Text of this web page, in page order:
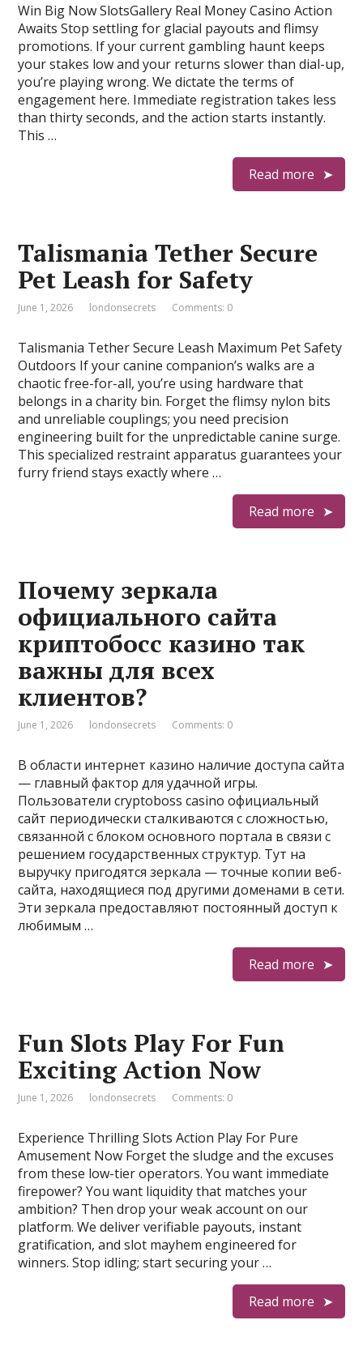
Win Big Now SlotsGallery Real Money Casino Action
Awaits Stop settling for glacial payouts and flimsy
promotions. If your current gambling haunt keeps
your stakes low and your returns slower than dial-up,
you’re playing wrong. We dictate the terms of
engagement here. Immediate registration takes less
than thirty seconds, and the action starts instantly.
This …
Read more
Talismania Tether Secure
Pet Leash for Safety
June 1, 2026 londonsecrets Comments: 0
Talismania Tether Secure Leash Maximum Pet Safety
Outdoors If your canine companion’s walks are a
chaotic free-for-all, you’re using hardware that
belongs in a charity bin. Forget the flimsy nylon bits
and unreliable couplings; you need precision
engineering built for the unpredictable canine surge.
This specialized restraint apparatus guarantees your
furry friend stays exactly where …
Read more
Почему зеркала
официального сайта
криптобосс казино так
важны для всех
клиентов?
June 1, 2026 londonsecrets Comments: 0
В области интернет казино наличие доступа сайта
— главный фактор для удачной игры.
Пользователи cryptoboss casino официальный
сайт периодически сталкиваются с сложностью,
связанной с блоком основного портала в связи с
решением государственных структур. Тут на
выручку пригодятся зеркала — точные копии веб-
сайта, находящиеся под другими доменами в сети.
Эти зеркала предоставляют постоянный доступ к
любимым …
Read more
Fun Slots Play For Fun
Exciting Action Now
June 1, 2026 londonsecrets Comments: 0
Experience Thrilling Slots Action Play For Pure
Amusement Now Forget the sludge and the excuses
from these low-tier operators. You want immediate
firepower? You want liquidity that matches your
ambition? Then drop your weak account on our
platform. We deliver verifiable payouts, instant
gratification, and slot mayhem engineered for
winners. Stop idling; start securing your …
Read more